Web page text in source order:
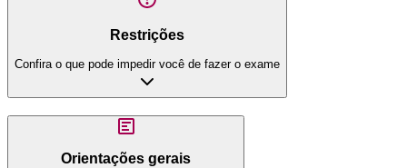
Restrições
Confira o que pode impedir você de fazer o exame
Orientações gerais